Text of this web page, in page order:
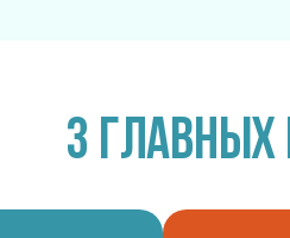
3 главных